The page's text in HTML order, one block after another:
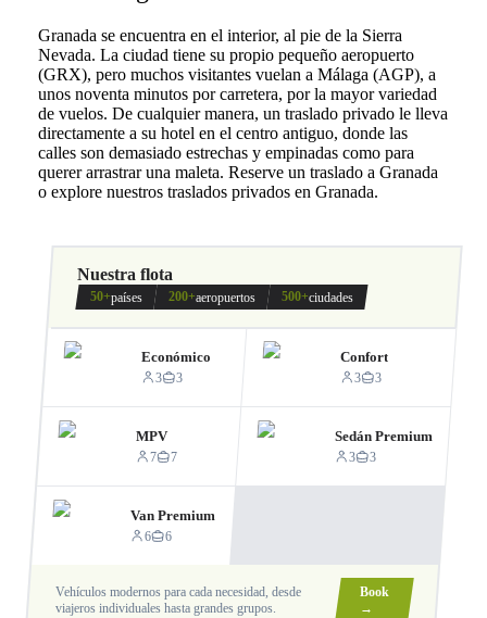
Granada se encuentra en el interior, al pie de la Sierra
Nevada. La ciudad tiene su propio pequeño aeropuerto
(GRX), pero muchos visitantes vuelan a Málaga (AGP), a
unos noventa minutos por carretera, por la mayor variedad
de vuelos. De cualquier manera, un traslado privado le lleva
directamente a su hotel en el centro antiguo, donde las
calles son demasiado estrechas y empinadas como para
querer arrastrar una maleta. Reserve un traslado a Granada
o explore nuestros traslados privados en Granada.
Nuestra flota
50+países 200+aeropuertos 500+ciudades
Económico
3 3
Confort
3 3
MPV
7 7
Sedán Premium
3 3
Van Premium
6 6
Vehículos modernos para cada necesidad, desde
viajeros individuales hasta grandes grupos.
Book
→